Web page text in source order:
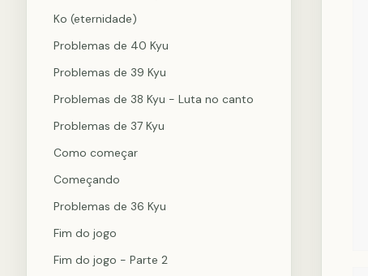
Ko (eternidade)
Problemas de 40 Kyu
Problemas de 39 Kyu
Problemas de 38 Kyu - Luta no canto
Problemas de 37 Kyu
Como começar
Começando
Problemas de 36 Kyu
Fim do jogo
Fim do jogo - Parte 2